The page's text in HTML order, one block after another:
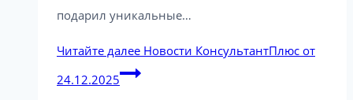
подарил уникальные…
Читайте далее Новости КонсультантПлюс от
24.12.2025